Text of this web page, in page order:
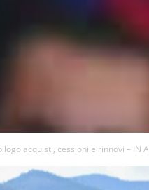
acquisti, cessioni e rinnovi – IN